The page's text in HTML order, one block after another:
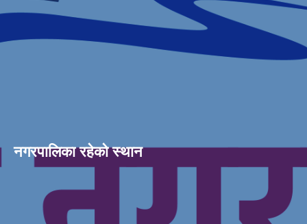
नगरपालिका रहेको स्थान